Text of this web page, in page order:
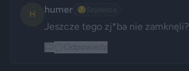
H humer 😏
Jeszcze tego zj*ba nie zamknęli?